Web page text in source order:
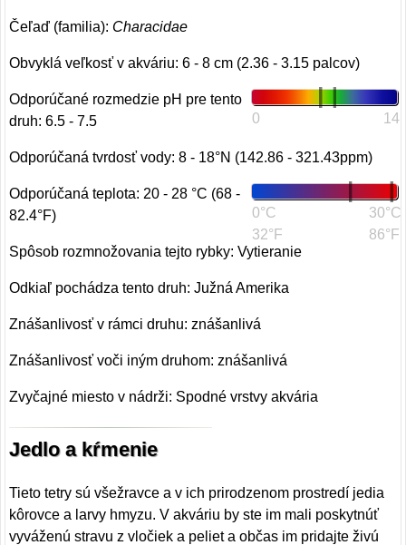
Čeľaď (familia): Characidae
Obvyklá veľkosť v akváriu: 6 - 8 cm (2.36 - 3.15 palcov)
0 14
Odporúčané rozmedzie pH pre tento
druh: 6.5 - 7.5
Odporúčaná tvrdosť vody: 8 - 18°N (142.86 - 321.43ppm)
0°C
32°F
30°C
86°F
Odporúčaná teplota: 20 - 28 °C (68 -
82.4°F)
Spôsob rozmnožovania tejto rybky: Vytieranie
Odkiaľ pochádza tento druh: Južná Amerika
Znášanlivosť v rámci druhu: znášanlivá
Znášanlivosť voči iným druhom: znášanlivá
Zvyčajné miesto v nádrži: Spodné vrstvy akvária
Jedlo a kŕmenie
Tieto tetry sú všežravce a v ich prirodzenom prostredí jedia
kôrovce a larvy hmyzu. V akváriu by ste im mali poskytnúť
vyváženú stravu z vločiek a peliet a občas im pridajte živú